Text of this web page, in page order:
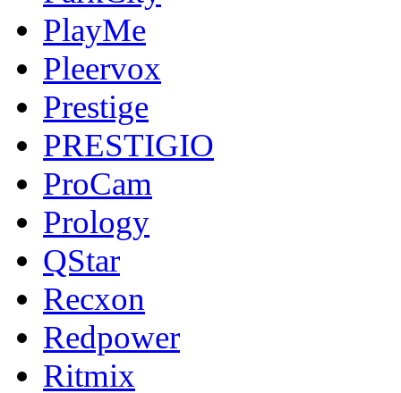
PlayMe
Pleervox
Prestige
PRESTIGIO
ProCam
Prology
QStar
Recxon
Redpower
Ritmix